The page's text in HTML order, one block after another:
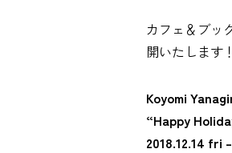
カフェ＆ブッ
開いたします！
Koyomi
“Happy
2018.12.14 fri